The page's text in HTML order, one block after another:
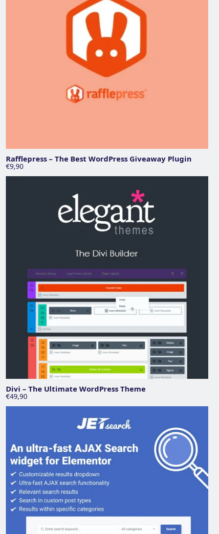
Rafflepress – The Best WordPress Giveaway Plugin
€9,90
Divi – The Ultimate WordPress Theme
€49,90